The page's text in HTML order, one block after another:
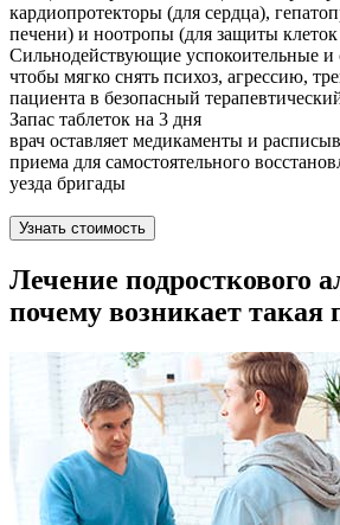
кардиопротекторы (для сердца),
печени) и ноотропы (для защиты клеток
Сильнодействующие успокоительные и
чтобы мягко снять психоз, агрессию,
пациента в безопасный
Запас таблеток на 3 дня
врач оставляет медикаменты и
приема для самостоятельного
уезда бригады
Узнать стоимость
Лечение подросткового
почему возникает такая